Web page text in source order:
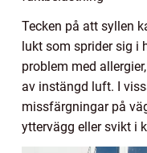
Tecken på att syllen
lukt som sprider sig i
problem med
av instängd luft. I
missfärgningar på
yttervägg eller svikt i